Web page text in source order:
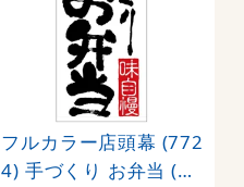
フルカラー店頭幕 (772
4) 手づくり お弁当 (ポ